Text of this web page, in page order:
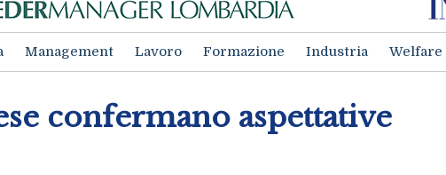
Management Lavoro Formazione Industria Welfare
confermano aspettative